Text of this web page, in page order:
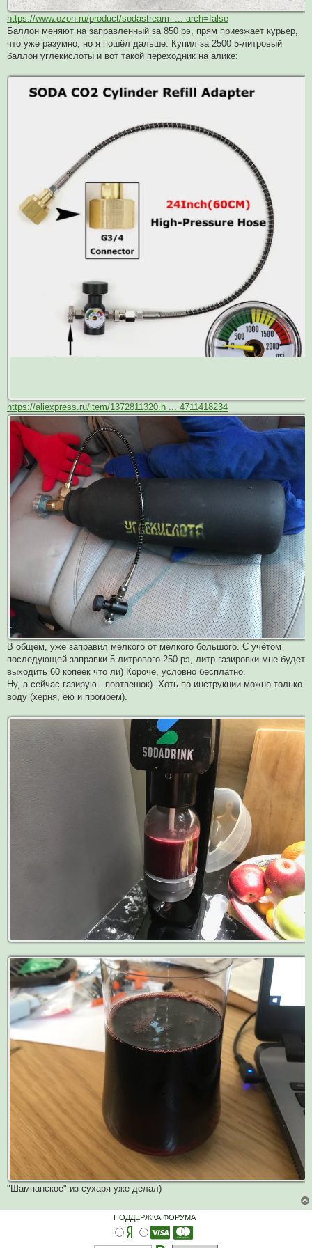
https://www.ozon.ru/product/sodastream- ... arch=false
Баллон меняют на заправленный за 850 рэ, прям приезжает курьер,
что уже разумно, но я пошёл дальше. Купил за 2500 5-литровый
баллон углекислоты и вот такой переходник на алике:
https://aliexpress.ru/item/1372811320.h ... 4711418234
В общем, уже заправил мелкого от мелкого большого. С учётом
последующей заправки 5-литрового 250 рэ, литр газировки мне будет
выходить 60 копеек что ли) Короче, условно бесплатно.
Ну, а сейчас газирую...портвешок). Хоть по инструкции можно только
воду (херня, ею и промоем).
"Шампанское" из сухаря уже делал)
ПОДДЕРЖКА ФОРУМА